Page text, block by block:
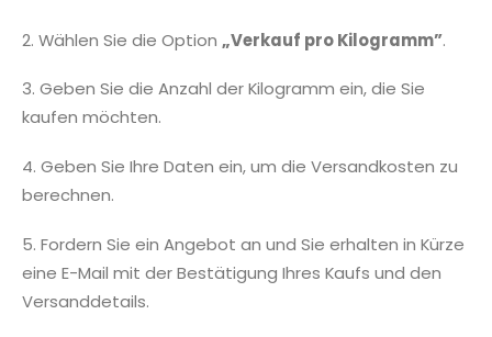
2. Wählen Sie die Option „Verkauf pro Kilogramm”.
3. Geben Sie die Anzahl der Kilogramm ein, die Sie
kaufen möchten.
4. Geben Sie Ihre Daten ein, um die Versandkosten zu
berechnen.
5. Fordern Sie ein Angebot an und Sie erhalten in Kürze
eine E-Mail mit der Bestätigung Ihres Kaufs und den
Versanddetails.